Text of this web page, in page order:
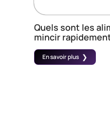
Quels sont les
mincir
En savoir plus